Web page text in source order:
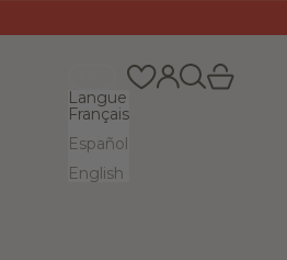
Langue
Français
Español
English
Connexion
Recherche
Panier